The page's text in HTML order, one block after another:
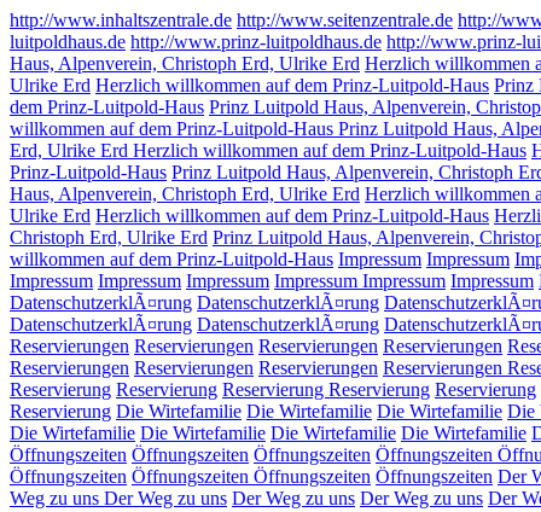
http://www.inhaltszentrale.de http://www.seitenzentrale.de http://
luitpoldhaus.de http://www.prinz-luitpoldhaus.de http://www.prinz-
Haus, Alpenverein, Christoph Erd, Ulrike Erd Herzlich willkommen
Ulrike Erd Herzlich willkommen auf dem Prinz-Luitpold-Haus Prinz
dem Prinz-Luitpold-Haus Prinz Luitpold Haus, Alpenverein,
willkommen auf dem Prinz-Luitpold-Haus Prinz Luitpold Haus,
Erd, Ulrike Erd Herzlich willkommen auf dem Prinz-Luitpold-Haus
Prinz-Luitpold-Haus Prinz Luitpold Haus, Alpenverein, Christoph
Haus, Alpenverein, Christoph Erd, Ulrike Erd Herzlich willkommen
Ulrike Erd Herzlich willkommen auf dem Prinz-Luitpold-Haus
Christoph Erd, Ulrike Erd Prinz Luitpold Haus, Alpenverein,
willkommen auf dem Prinz-Luitpold-Haus Impressum Impressum
Impressum Impressum Impressum Impressum Impressum Impressum
DatenschutzerklÃ¤rung DatenschutzerklÃ¤rung
DatenschutzerklÃ¤rung DatenschutzerklÃ¤rung
Reservierungen Reservierungen Reservierungen Reservierungen
Reservierungen Reservierungen Reservierungen Reservierungen
Reservierung Reservierung Reservierung Reservierung Reservierung
Reservierung Die Wirtefamilie Die Wirtefamilie Die Wirtefamilie Die
Die Wirtefamilie Die Wirtefamilie Die Wirtefamilie Die Wirtefamilie
Öffnungszeiten Öffnungszeiten Öffnungszeiten Öffnungszeiten
Öffnungszeiten Öffnungszeiten Öffnungszeiten Öffnungszeiten Der
Weg zu uns Der Weg zu uns Der Weg zu uns Der Weg zu uns Der